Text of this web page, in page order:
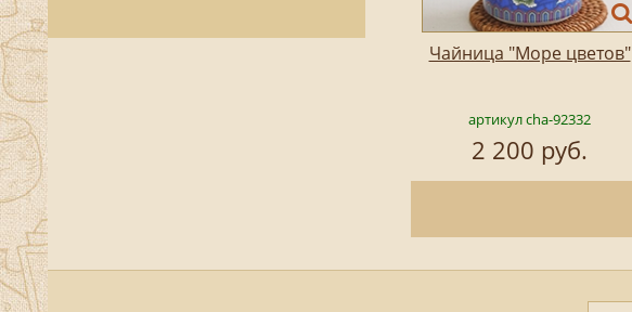
Чайница "Море цветов"
артикул cha-92332
2 200 руб.